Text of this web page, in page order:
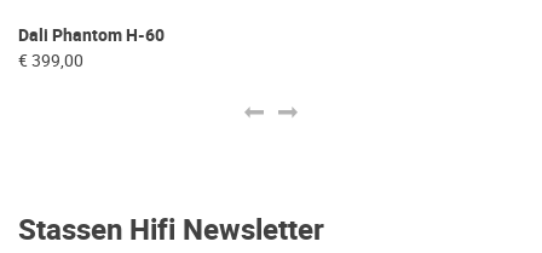
Dali Phantom H-60
€ 399,00
Stassen Hifi Newsletter